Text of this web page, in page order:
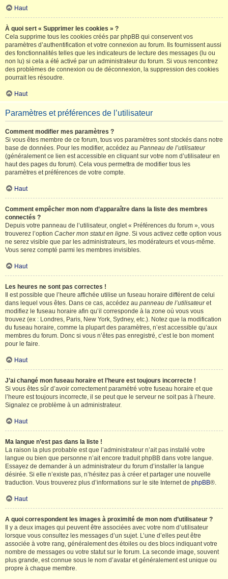
Haut
À quoi sert « Supprimer les cookies » ?
Cela supprime tous les cookies créés par phpBB qui conservent vos
paramètres d’authentification et votre connexion au forum. Ils fournissent aussi
des fonctionnalités telles que les indicateurs de lecture des messages (lu ou
non lu) si cela a été activé par un administrateur du forum. Si vous rencontrez
des problèmes de connexion ou de déconnexion, la suppression des cookies
pourrait les résoudre.
Haut
Paramètres et préférences de l’utilisateur
Comment modifier mes paramètres ?
Si vous êtes membre de ce forum, tous vos paramètres sont stockés dans notre
base de données. Pour les modifier, accédez au Panneau de l’utilisateur
(généralement ce lien est accessible en cliquant sur votre nom d’utilisateur en
haut des pages du forum). Cela vous permettra de modifier tous les
paramètres et préférences de votre compte.
Haut
Comment empêcher mon nom d’apparaître dans la liste des membres
connectés ?
Depuis votre panneau de l’utilisateur, onglet « Préférences du forum », vous
trouverez l’option Cacher mon statut en ligne. Si vous activez cette option vous
ne serez visible que par les administrateurs, les modérateurs et vous-même.
Vous serez compté parmi les membres invisibles.
Haut
Les heures ne sont pas correctes !
Il est possible que l’heure affichée utilise un fuseau horaire différent de celui
dans lequel vous êtes. Dans ce cas, accédez au panneau de l’utilisateuret
modifiez le fuseau horaire afin qu’il corresponde à la zone où vous vous
trouvez (ex : Londres, Paris, New York, Sydney, etc.). Notez que la modification
du fuseau horaire, comme la plupart des paramètres, n’est accessible qu’aux
membres du forum. Donc si vous n’êtes pas enregistré, c’est le bon moment
pour le faire.
Haut
J’ai changé mon fuseau horaire et l’heure est toujours incorrecte !
Si vous êtes sûr d’avoir correctement paramétré votre fuseau horaire et que
l’heure est toujours incorrecte, il se peut que le serveur ne soit pas à l’heure.
Signalez ce problème à un administrateur.
Haut
Ma langue n’est pas dans la liste !
La raison la plus probable est que l’administrateur n’ait pas installé votre
langue ou bien que personne n’ait encore traduit phpBB dans votre langue.
Essayez de demander à un administrateur du forum d’installer la langue
désirée. Si elle n’existe pas, n’hésitez pas à créer et partager une nouvelle
traduction. Vous trouverez plus d’informations sur le site Internet de phpBB®.
Haut
A quoi correspondent les images à proximité de mon nom d’utilisateur ?
Il y a deux images qui peuvent être associées avec votre nom d’utilisateur
lorsque vous consultez les messages d’un sujet. L’une d’elles peut être
associée à votre rang, généralement des étoiles ou des blocs indiquant votre
nombre de messages ou votre statut sur le forum. La seconde image, souvent
plus grande, est connue sous le nom d’avatar et généralement est unique ou
propre à chaque membre.